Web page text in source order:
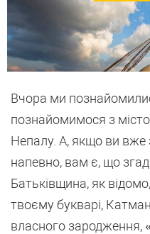
Вчора ми
познайомимося з
Непалу. А, якщо ви вже
напевно, вам є, що
Батьківщина, як
твоєму букварі,
власного зародження,